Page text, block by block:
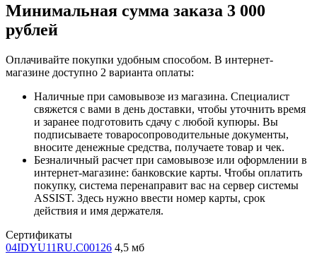
Минимальная сумма заказа 3 000
рублей
Оплачивайте покупки удобным способом. В интернет-
магазине доступно 2 варианта оплаты:
Наличные при самовывозе из магазина. Специалист
свяжется с вами в день доставки, чтобы уточнить время
и заранее подготовить сдачу с любой купюры. Вы
подписываете товаросопроводительные документы,
вносите денежные средства, получаете товар и чек.
Безналичный расчет при самовывозе или оформлении в
интернет-магазине: банковские карты. Чтобы оплатить
покупку, система перенаправит вас на сервер системы
ASSIST. Здесь нужно ввести номер карты, срок
действия и имя держателя.
Сертификаты
04IDYU11RU.C00126 4,5 мб